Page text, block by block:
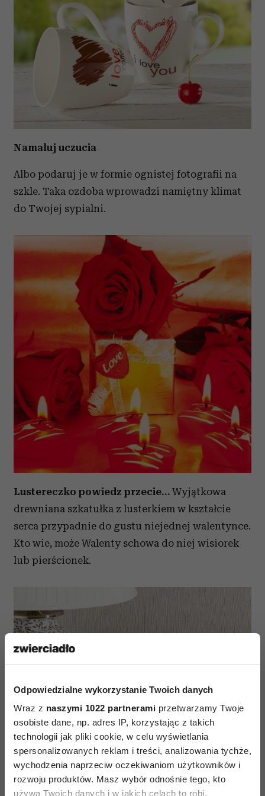
Odpowiedzialne wykorzystanie Twoich danych
Wraz z naszymi 1022 partnerami przetwarzamy Twoje
osobiste dane, np. adres IP, korzystając z takich
technologii jak pliki cookie, w celu wyświetlania
spersonalizowanych reklam i treści, analizowania tychże,
wychodzenia naprzeciw oczekiwaniom użytkowników i
rozwoju produktów. Masz wybór odnośnie tego, kto
używa Twoich danych i w jakich celach to robi.
Namaluj uczucia
Albo podaruj je w formie ognistej fotografii na
szkle. Taka ozdoba wprowadzi namiętny klimat
do Twojej sypialni.
Lustereczko powiedz przecie… Wyjątkowa
drewniana szkatułka z lusterkiem w kształcie
serca przypadnie do gustu niejednej walentynce.
Kto wie, może Walenty schowa do niej wisiorek
lub pierścionek.